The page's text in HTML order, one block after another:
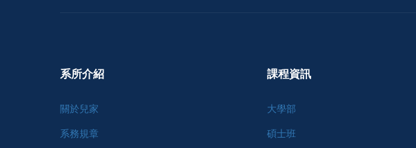
系所介紹
關於兒家
系務規章
課程資訊
大學部
碩士班